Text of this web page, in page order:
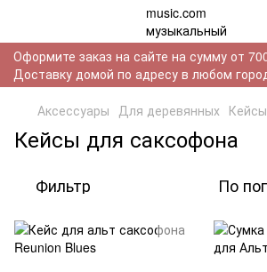
Оформите заказ на сайте на сумму от
Доставку домой по адресу в любом
Аксессуары Для деревянных
Кейсы для саксофона
Фильтр По